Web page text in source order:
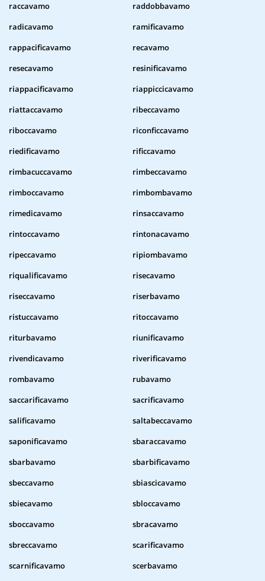
raccavamo
raddobbavamo
radicavamo
ramificavamo
rappacificavamo
recavamo
resecavamo
resinificavamo
riappacificavamo
riappiccicavamo
riattaccavamo
ribeccavamo
riboccavamo
riconficcavamo
riedificavamo
rificcavamo
rimbacuccavamo
rimbeccavamo
rimboccavamo
rimbombavamo
rimedicavamo
rinsaccavamo
rintoccavamo
rintonacavamo
ripeccavamo
ripiombavamo
riqualificavamo
risecavamo
riseccavamo
riserbavamo
ristuccavamo
ritoccavamo
riturbavamo
riunificavamo
rivendicavamo
riverificavamo
rombavamo
rubavamo
saccarificavamo
sacrificavamo
salificavamo
saltabeccavamo
saponificavamo
sbaraccavamo
sbarbavamo
sbarbificavamo
sbeccavamo
sbiascicavamo
sbiecavamo
sbloccavamo
sboccavamo
sbracavamo
sbreccavamo
scarificavamo
scarnificavamo
scerbavamo